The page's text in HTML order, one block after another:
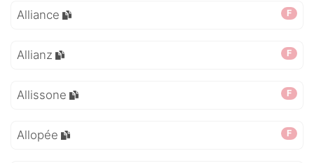
F
Alliance
F
Allianz
F
Allissone
F
Allopée